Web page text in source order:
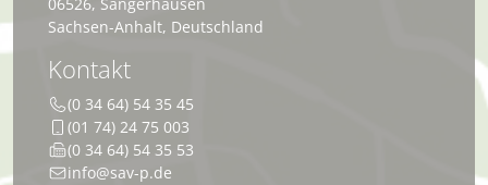
06526, Sangerhausen
Sachsen-Anhalt, Deutschland
Kontakt
(0 34 64) 54 35 45
(01 74) 24 75 003
(0 34 64) 54 35 53
info@sav-p.de